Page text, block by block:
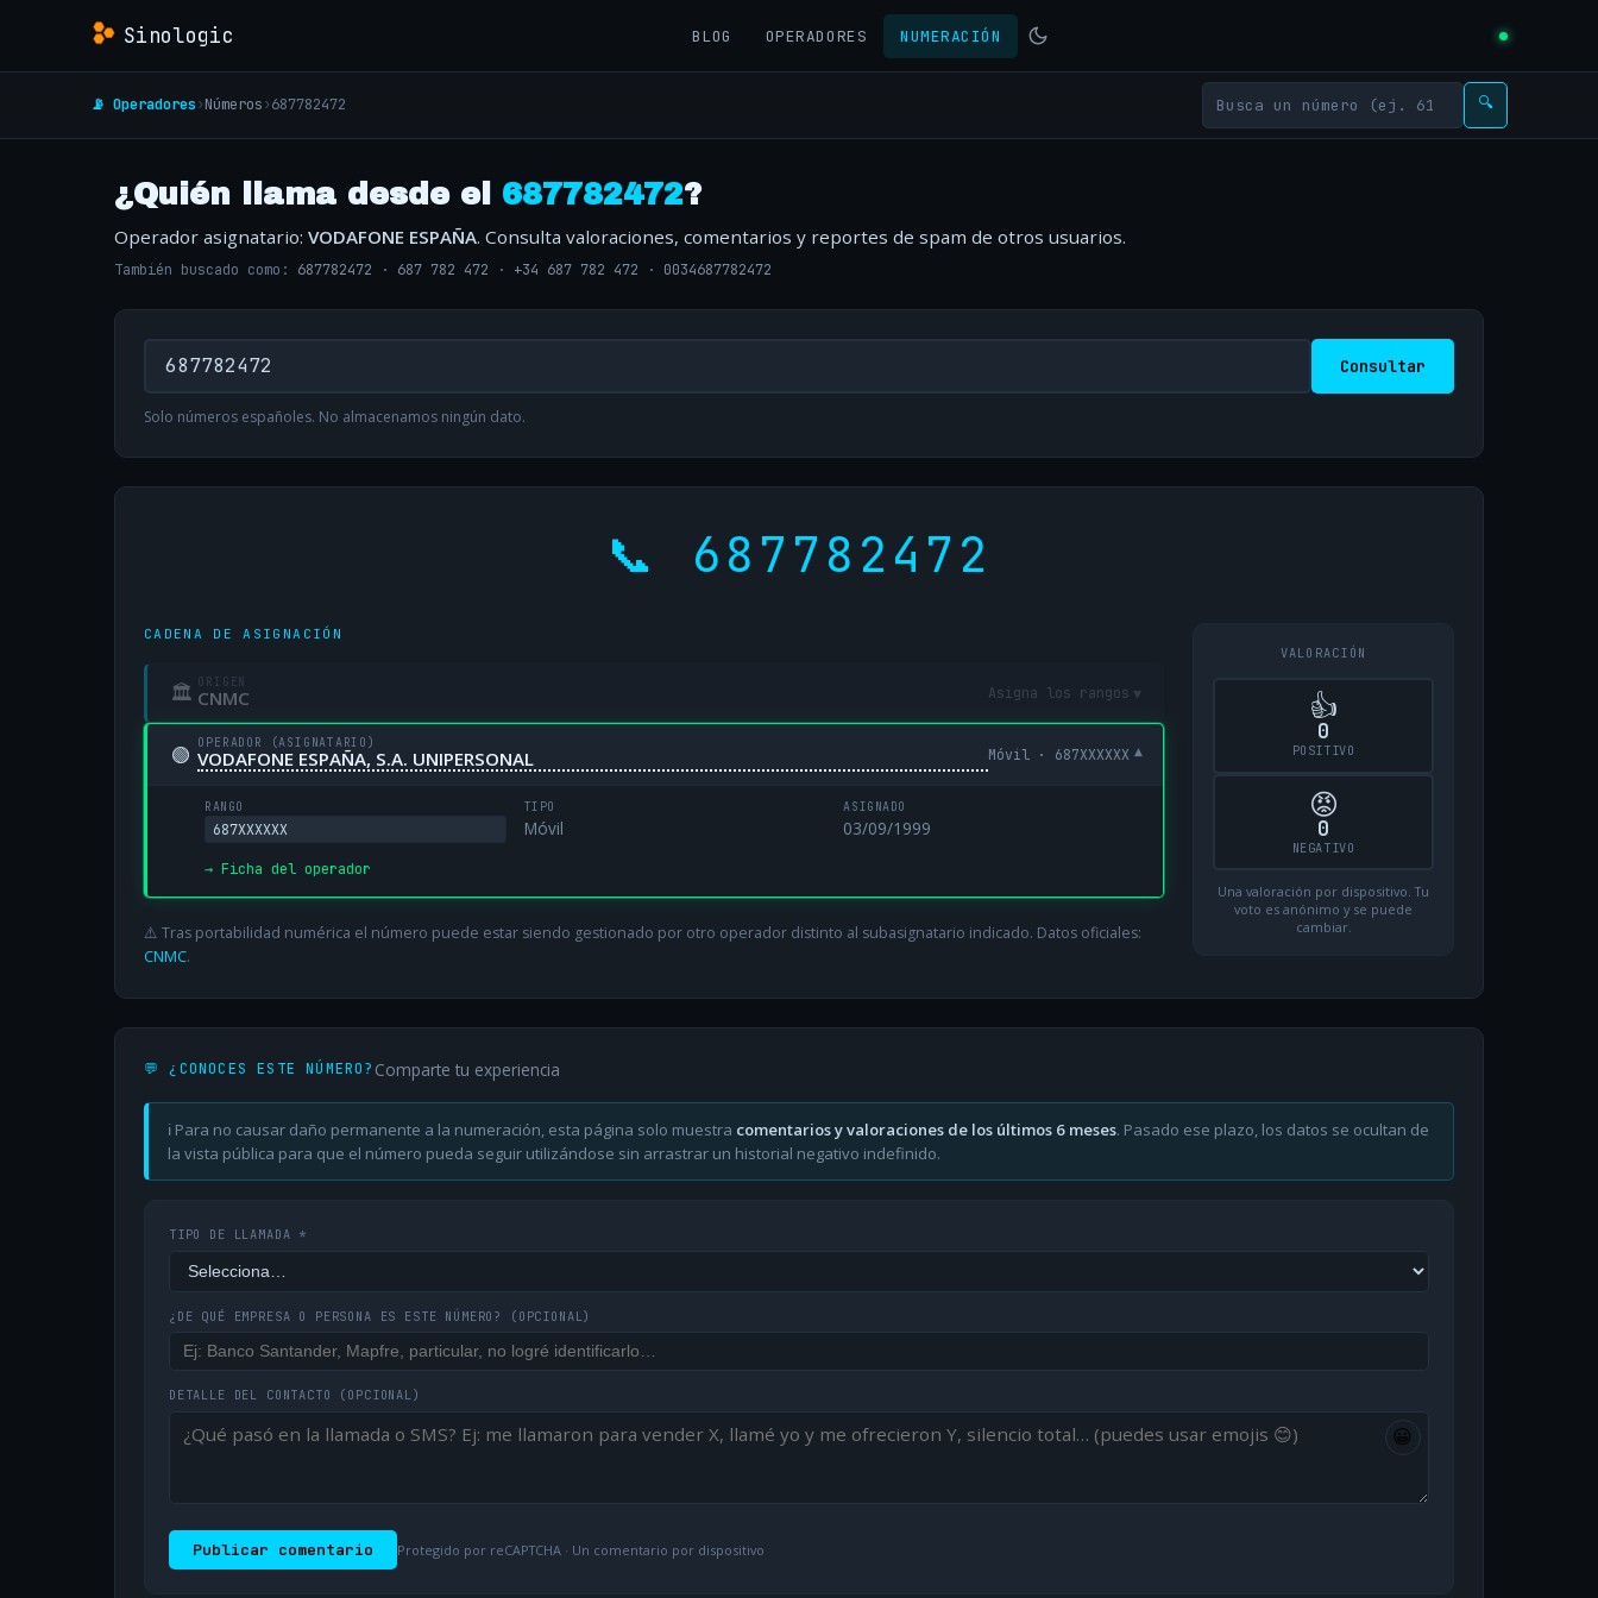
Sinologic BLOG OPERADORES NUMERACIÓN
📡 Operadores›Números›687782472 🔍
¿Quién llama desde el 687782472?
Operador asignatario: VODAFONE ESPAÑA. Consulta valoraciones, comentarios y reportes de spam de otros usuarios.
También buscado como: 687782472 · 687 782 472 · +34 687 782 472 · 0034687782472
Consultar
Solo números españoles. No almacenamos ningún dato.
📞 687782472
CADENA DE ASIGNACIÓN
🏛 ORIGEN
CNMC Asigna los rangos ▾
🟢 OPERADOR (ASIGNATARIO)
VODAFONE ESPAÑA, S.A. UNIPERSONAL Móvil · 687XXXXXX ▾
RANGO
687XXXXXX
TIPO
Móvil
ASIGNADO
03/09/1999
→ Ficha del operador
⚠️ Tras portabilidad numérica el número puede estar siendo gestionado por otro operador distinto al subasignatario indicado. Datos oficiales:
CNMC.
VALORACIÓN
👍
0
POSITIVO
😡
0
NEGATIVO
Una valoración por dispositivo. Tu
voto es anónimo y se puede
cambiar.
💬 ¿CONOCES ESTE NÚMERO? Comparte tu experiencia
ℹ️ Para no causar daño permanente a la numeración, esta página solo muestra comentarios y valoraciones de los últimos 6 meses. Pasado ese plazo, los datos se ocultan de
la vista pública para que el número pueda seguir utilizándose sin arrastrar un historial negativo indefinido.
TIPO DE LLAMADA *
¿DE QUÉ EMPRESA O PERSONA ES ESTE NÚMERO? (OPCIONAL)
DETALLE DEL CONTACTO (OPCIONAL)
😀
Publicar comentario Protegido por reCAPTCHA · Un comentario por dispositivo